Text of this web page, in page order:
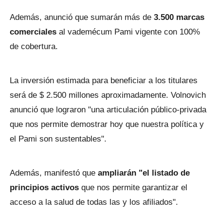
Además, anunció que sumarán más de 3.500 marcas
comerciales al vademécum Pami vigente con 100%
de cobertura.
La inversión estimada para beneficiar a los titulares
será de $ 2.500 millones aproximadamente. Volnovich
anunció que lograron "una articulación público-privada
que nos permite demostrar hoy que nuestra política y
el Pami son sustentables".
Además, manifestó que ampliarán "el listado de
principios activos que nos permite garantizar el
acceso a la salud de todas las y los afiliados".